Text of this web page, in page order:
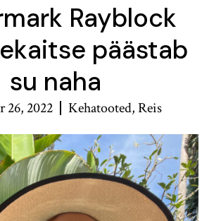
Rayblock
päästab
su naha
26, 2022 Kehatooted,Reis